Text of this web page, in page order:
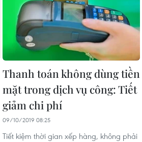
Thanh toán không dùng tiền
mặt trong dịch vụ công: Tiết
giảm chi phí
09/10/2019 08:25
Tiết kiệm thời gian xếp hàng, không phải